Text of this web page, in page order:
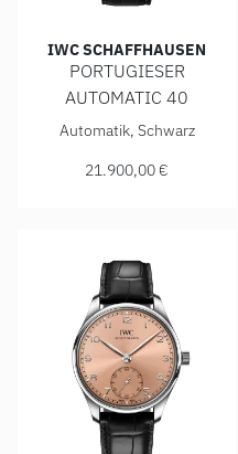
IWC SCHAFFHAUSEN
PORTUGIESER
AUTOMATIC 40
IWC Schaffhausen
Automatik, Schwarz
21.900,00 €